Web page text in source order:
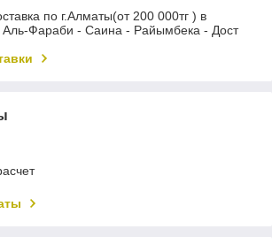
по г.Алматы(от 200 000тг ) в
Аль-Фараби - Саина - Райымбека - Дост